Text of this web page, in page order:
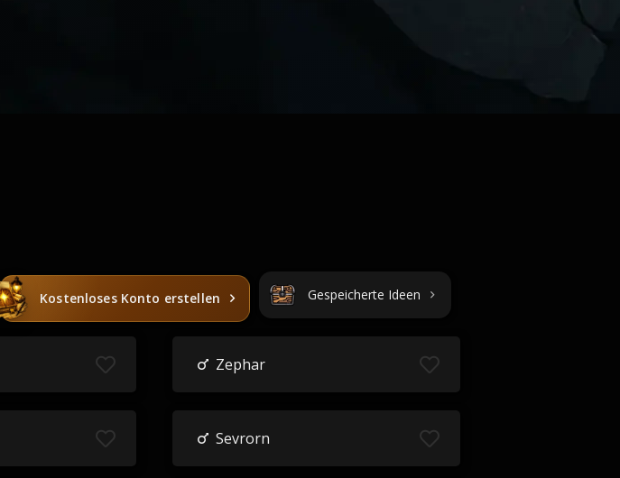
Kostenloses Konto erstellen Gespeicherte Ideen
Zephar
Sevrorn